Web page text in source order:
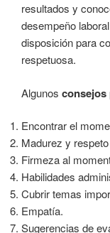
resultados y
desempeño
disposición para
respetuosa.
Algunos consejos
Encontrar el
Madurez y
Firmeza al
Habilidades
Cubrir temas
Empatía.
Sugerencias de